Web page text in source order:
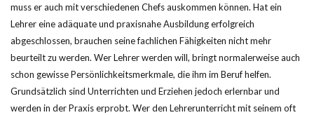
muss er auch mit verschiedenen Chefs auskommen können. Hat ein
Lehrer eine adäquate und praxisnahe Ausbildung erfolgreich
abgeschlossen, brauchen seine fachlichen Fähigkeiten nicht mehr
beurteilt zu werden. Wer Lehrer werden will, bringt normalerweise auch
schon gewisse Persönlichkeitsmerkmale, die ihm im Beruf helfen.
Grundsätzlich sind Unterrichten und Erziehen jedoch erlernbar und
werden in der Praxis erprobt. Wer den Lehrerunterricht mit seinem oft